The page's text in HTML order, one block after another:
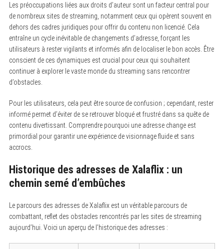
Les préoccupations liées aux droits d’auteur sont un facteur central pour
de nombreux sites de streaming, notamment ceux qui opèrent souvent en
dehors des cadres juridiques pour offrir du contenu non licencié. Cela
entraîne un cycle inévitable de changements d’adresse, forçant les
utilisateurs à rester vigilants et informés afin de localiser le bon accès. Être
conscient de ces dynamiques est crucial pour ceux qui souhaitent
continuer à explorer le vaste monde du streaming sans rencontrer
d’obstacles.
Pour les utilisateurs, cela peut être source de confusion ; cependant, rester
informé permet d’éviter de se retrouver bloqué et frustré dans sa quête de
contenu divertissant. Comprendre pourquoi une adresse change est
primordial pour garantir une expérience de visionnage fluide et sans
accrocs.
Historique des adresses de Xalaflix : un
chemin semé d’embûches
Le parcours des adresses de Xalaflix est un véritable parcours de
combattant, reflet des obstacles rencontrés par les sites de streaming
aujourd’hui. Voici un aperçu de l’historique des adresses :